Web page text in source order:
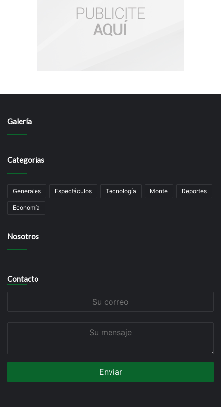
Galería
Categorías
Generales Espectáculos Tecnología Monte Deportes
Economía
Nosotros
Contacto